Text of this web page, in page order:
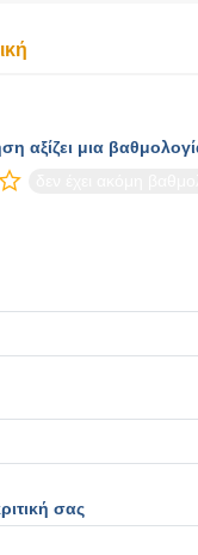
αξίζει μια
σας